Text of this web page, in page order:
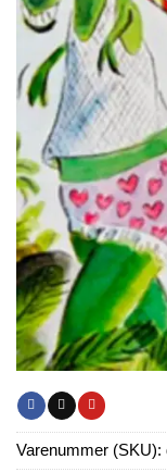
Varenummer (SKU):